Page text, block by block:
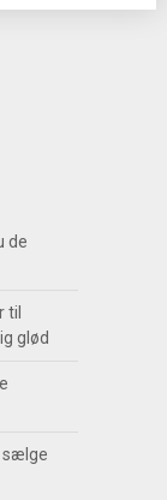
de
til
glød
sælge